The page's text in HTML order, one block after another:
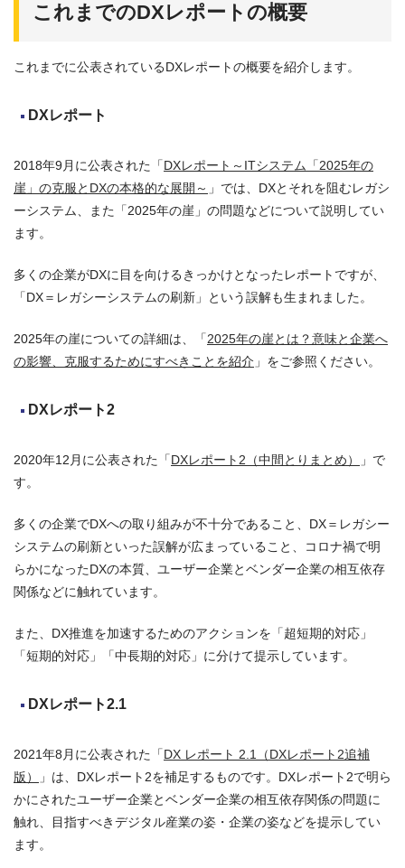
これまでのDXレポートの概要
これまでに公表されているDXレポートの概要を紹介します。
DXレポート
2018年9月に公表された「DXレポート～ITシステム「2025年の
崖」の克服とDXの本格的な展開～ 」では、DXとそれを阻むレガシ
ーシステム、また「2025年の崖」の問題などについて説明してい
ます。
多くの企業がDXに目を向けるきっかけとなったレポートですが、
「DX＝レガシーシステムの刷新」という誤解も生まれました。
2025年の崖についての詳細は、「2025年の崖とは？意味と企業へ
の影響、克服するためにすべきことを紹介 」をご参照ください。
DXレポート2
2020年12月に公表された「DXレポート2（中間とりまとめ）
」で
す。
多くの企業でDXへの取り組みが不十分であること、DX＝レガシー
システムの刷新といった誤解が広まっていること、コロナ禍で明
らかになったDXの本質、ユーザー企業とベンダー企業の相互依存
関係などに触れています。
また、DX推進を加速するためのアクションを「超短期的対応」
「短期的対応」「中長期的対応」に分けて提示しています。
DXレポート2.1
2021年8月に公表された「DX レポート 2.1（DXレポート2追補
版）
」は、DXレポート2を補足するものです。DXレポート2で明ら
かにされたユーザー企業とベンダー企業の相互依存関係の問題に
触れ、目指すべきデジタル産業の姿・企業の姿などを提示してい
ます。